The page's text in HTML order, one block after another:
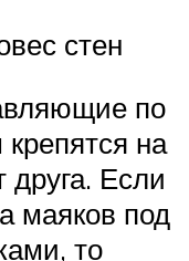
стен
по
на
друга. Если
маяков под
то